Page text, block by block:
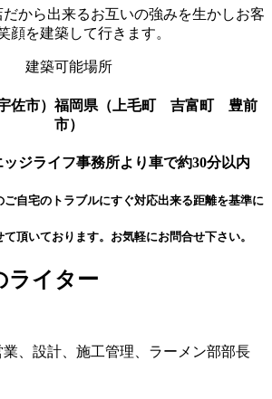
から出来るお互いの強みを生かしお客
顔を建築して行きます。
建築可能場所
佐市）福岡県（上毛町 吉富町 豊前
市）
ジライフ事務所より車で約30分以内
自宅のトラブルにすぐ対応出来る距離を基準に
頂いております。お気軽にお問合せ下さい。
ライター
、設計、施工管理、ラーメン部部長